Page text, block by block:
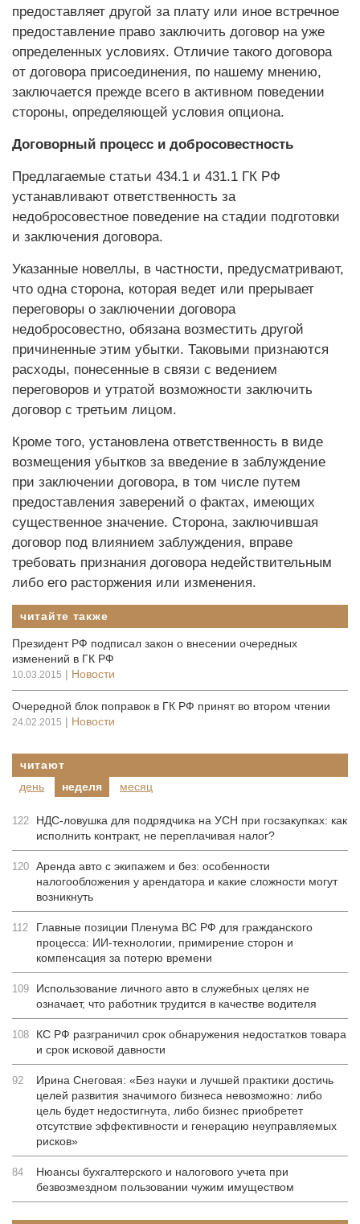
предоставляет другой за плату или иное встречное
предоставление право заключить договор на уже
определенных условиях. Отличие такого договора
от договора присоединения, по нашему мнению,
заключается прежде всего в активном поведении
стороны, определяющей условия опциона.
Договорный процесс и добросовестность
Предлагаемые статьи 434.1 и 431.1 ГК РФ
устанавливают ответственность за
недобросовестное поведение на стадии подготовки
и заключения договора.
Указанные новеллы, в частности, предусматривают,
что одна сторона, которая ведет или прерывает
переговоры о заключении договора
недобросовестно, обязана возместить другой
причиненные этим убытки. Таковыми признаются
расходы, понесенные в связи с ведением
переговоров и утратой возможности заключить
договор с третьим лицом.
Кроме того, установлена ответственность в виде
возмещения убытков за введение в заблуждение
при заключении договора, в том числе путем
предоставления заверений о фактах, имеющих
существенное значение. Сторона, заключившая
договор под влиянием заблуждения, вправе
требовать признания договора недействительным
либо его расторжения или изменения.
читайте также
Президент РФ подписал закон о внесении очередных
изменений в ГК РФ
10.03.2015 | Новости
Очередной блок поправок в ГК РФ принят во втором чтении
24.02.2015 | Новости
читают
день
неделя месяц
122
НДС-ловушка для подрядчика на УСН при госзакупках: как
исполнить контракт, не переплачивая налог?
120 Аренда авто с экипажем и без: особенности
налогообложения у арендатора и какие сложности могут
возникнуть
112
Главные позиции Пленума ВС РФ для гражданского
процесса: ИИ-технологии, примирение сторон и
компенсация за потерю времени
109
Использование личного авто в служебных целях не
означает, что работник трудится в качестве водителя
108
КС РФ разграничил срок обнаружения недостатков товара
и срок исковой давности
92
Ирина Снеговая: «Без науки и лучшей практики достичь
целей развития значимого бизнеса невозможно: либо
цель будет недостигнута, либо бизнес приобретет
отсутствие эффективности и генерацию неуправляемых
рисков»
84
Нюансы бухгалтерского и налогового учета при
безвозмездном пользовании чужим имуществом